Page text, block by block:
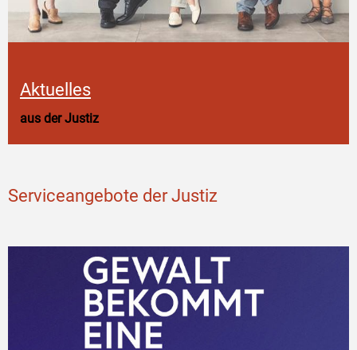
Aktuelles
aus der Justiz
Serviceangebote der Justiz